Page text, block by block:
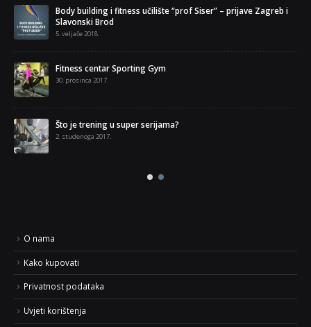
Body building i fitness učilište “prof Siser” – prijave Zagreb i
Slavonski Brod
5. veljače 2018.
Fitness centar Sporting Gym
30. prosinca 2017.
Što je trening u super serijama?
2. studenoga 2017.
O nama
Kako kupovati
Privatnost podataka
Uvjeti korištenja